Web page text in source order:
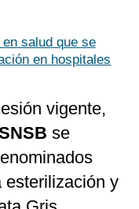
en salud que se
en hospitales
vigente,
se
esterilización y